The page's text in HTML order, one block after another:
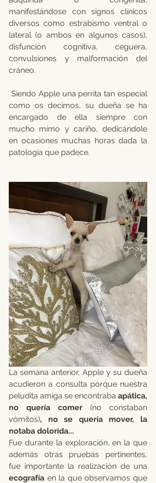
manifestándose con signos clínicos
diversos como estrabismo ventral o
lateral (o ambos en algunos casos),
disfunción cognitiva, ceguera,
convulsiones y malformación del
cráneo.
como os decimos, su dueña se ha
encargado de ella siempre con
mucho mimo y cariño, dedicándole
en ocasiones muchas horas dada la
patología que padece.
La semana anterior, Apple y su dueña
acudieron a consulta porque nuestra
peludita amiga se encontraba apática,
no quería comer (no constaban
vómitos), no se quería mover, la
notaba dolorida...
Fue durante la exploración, en la que
además otras pruebas pertinentes,
ecografía en la que observamos que